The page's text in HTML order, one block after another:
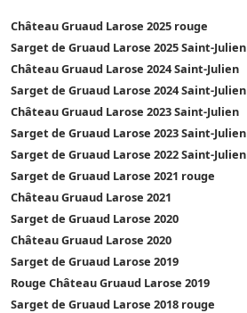
Château Gruaud Larose 2025 rouge
Sarget de Gruaud Larose 2025 Saint-Julien
Château Gruaud Larose 2024 Saint-Julien
Sarget de Gruaud Larose 2024 Saint-Julien
Château Gruaud Larose 2023 Saint-Julien
Sarget de Gruaud Larose 2023 Saint-Julien
Sarget de Gruaud Larose 2022 Saint-Julien
Sarget de Gruaud Larose 2021 rouge
Château Gruaud Larose 2021
Sarget de Gruaud Larose 2020
Château Gruaud Larose 2020
Sarget de Gruaud Larose 2019
Rouge Château Gruaud Larose 2019
Sarget de Gruaud Larose 2018 rouge